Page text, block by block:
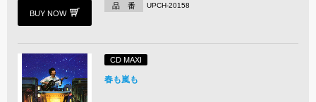
BUY NOW
品 番 UPCH-20158
CD MAXI
春も嵐も